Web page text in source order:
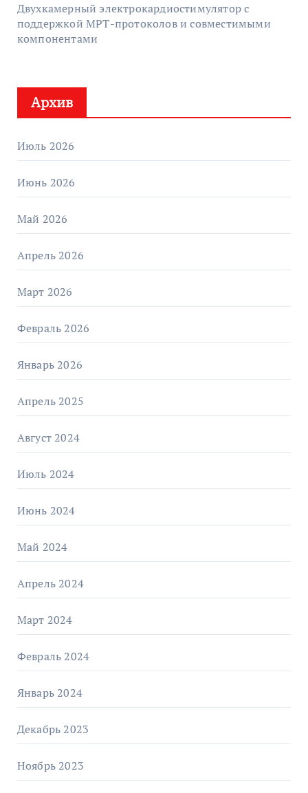
Двухкамерный электрокардиостимулятор с
поддержкой МРТ-протоколов и совместимыми
компонентами
Архив
Июль 2026
Июнь 2026
Май 2026
Апрель 2026
Март 2026
Февраль 2026
Январь 2026
Апрель 2025
Август 2024
Июль 2024
Июнь 2024
Май 2024
Апрель 2024
Март 2024
Февраль 2024
Январь 2024
Декабрь 2023
Ноябрь 2023